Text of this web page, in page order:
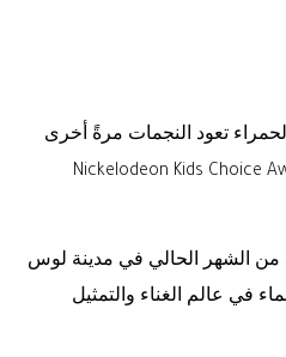
تعود النجمات مرةً أخرى
Nickelodeon Kids Choice
من الشهر الحالي في مدينة لوس
في عالم الغناء والتمثيل